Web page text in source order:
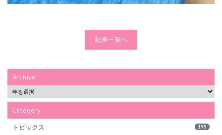
記事一覧へ
Archive
Category
トピックス 195